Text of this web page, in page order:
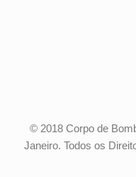
© 2018 Corpo de
Janeiro. Todos os